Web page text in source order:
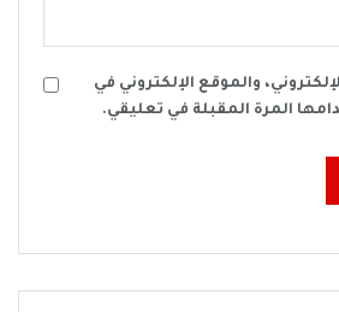
والموقع الإلكتروني في
المرة المقبلة في تعليقي.